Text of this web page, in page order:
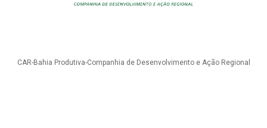
CAR-Bahia Produtiva-Companhia de Desenvolvimento e Ação Regional